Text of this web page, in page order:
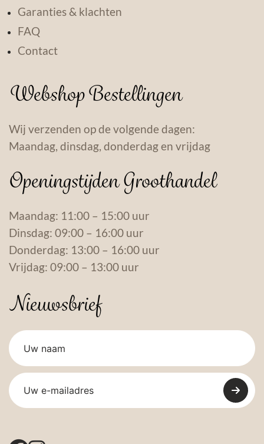
Garanties & klachten
FAQ
Contact
Webshop Bestellingen
Wij verzenden op de volgende dagen:
Maandag, dinsdag, donderdag en vrijdag
Openingstijden Groothandel
Maandag: 11:00 – 15:00 uur
Dinsdag: 09:00 – 16:00 uur
Donderdag: 13:00 – 16:00 uur
Vrijdag: 09:00 – 13:00 uur
Nieuwsbrief